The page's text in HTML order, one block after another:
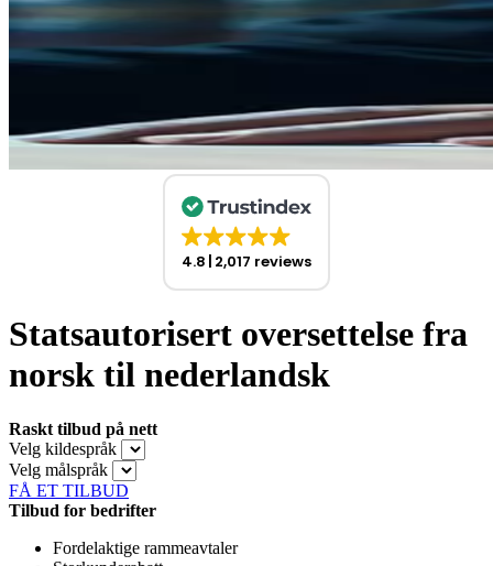
4.8 2,017 reviews
Statsautorisert oversettelse fra
norsk til nederlandsk
Raskt tilbud på nett
Velg kildespråk
Velg målspråk
FÅ ET TILBUD
Tilbud for bedrifter
Fordelaktige rammeavtaler